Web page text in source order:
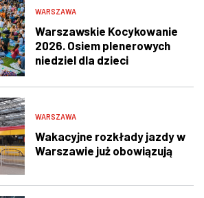
WARSZAWA
Warszawskie Kocykowanie
2026. Osiem plenerowych
niedziel dla dzieci
WARSZAWA
Wakacyjne rozkłady jazdy w
Warszawie już obowiązują